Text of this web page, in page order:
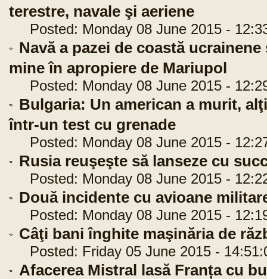
terestre, navale şi aeriene
Posted: Monday 08 June 2015 -
Navă a pazei de coastă
mine în apropiere de Mariupol
Posted: Monday 08 June 2015 -
Bulgaria: Un american a murit,
într-un test cu grenade
Posted: Monday 08 June 2015 -
Rusia reuşeşte să lanseze cu
Posted: Monday 08 June 2015 -
Două incidente cu avioane
Posted: Monday 08 June 2015 -
Câţi bani înghite maşinăria de
Posted: Friday 05 June 2015 -
Afacerea Mistral lasă Franța cu